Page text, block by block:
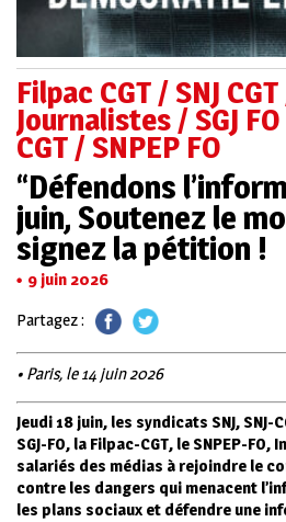
Filpac CGT / SNJ
Journalistes / SGJ
CGT / SNPEP FO
“Défendons
juin, Soutenez le
signez la pétition !
9 juin 2026
Partagez :
• Paris, le 14 juin 2026
Jeudi 18 juin, les syndicats SNJ, SNJ-
SGJ-FO, la Filpac-CGT, le SNPEP-FO,
salariés des médias à rejoindre le
contre les dangers qui menacent
les plans sociaux et défendre une